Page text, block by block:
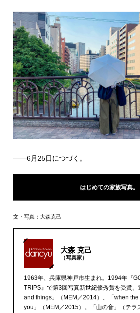
――6月25日につづく。
はじめての家族写真。
文・写真：大森克己
大森 克己
（写真家）
1963年、兵庫県神戸市生まれ。1994年『
TRIPS』で第3回写真新世紀優秀賞を受賞
and things」（MEM／2014）、「when
you」（MEM／2015）。「山の音」（テラ